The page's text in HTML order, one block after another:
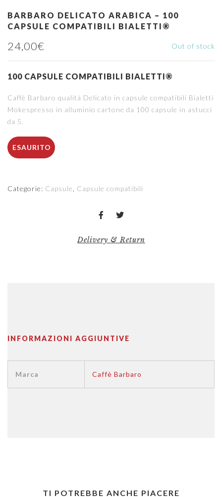
BARBARO DELICATO ARABICA – 100
CAPSULE COMPATIBILI BIALETTI®
24,00€ Out of stock
100 CAPSULE COMPATIBILI BIALETTI®
Caffè Barbaro qualità Delicato in capsule compatibili Bialetti
Mokespresso in alluminio cartone da 100 capsule in astucci
da 5.
ESAURITO
Categorie: Capsule Capsule compatibili
Delivery & Return
INFORMAZIONI AGGIUNTIVE
Marca Caffè Barbaro
TI POTREBBE ANCHE PIACERE